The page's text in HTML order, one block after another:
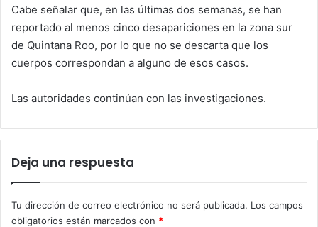
Cabe señalar que, en las últimas dos semanas, se han
reportado al menos cinco desapariciones en la zona sur
de Quintana Roo, por lo que no se descarta que los
cuerpos correspondan a alguno de esos casos.
Las autoridades continúan con las investigaciones.
Deja una respuesta
Tu dirección de correo electrónico no será publicada. Los campos
obligatorios están marcados con *